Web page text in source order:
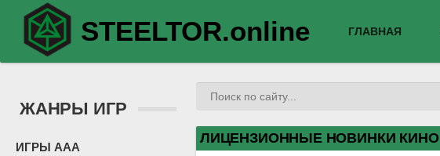
STEELTOR.online ГЛАВНАЯ
ЖАНРЫ ИГР
ИГРЫ ААА
ЛИЦЕНЗИОННЫЕ НОВИНКИ КИНО